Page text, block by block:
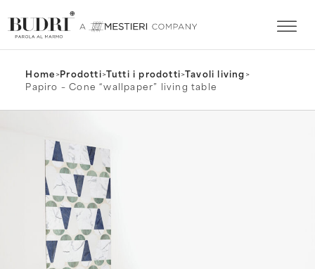
Home>Prodotti>Tutti i prodotti>Tavoli living>
Papiro – Cone “wallpaper” living table